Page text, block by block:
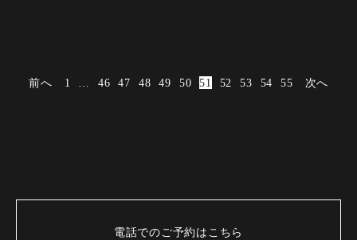
前へ 1 … 46 47 48 49 50 51 52 53 54 55 次へ
電話でのご予約はこちら